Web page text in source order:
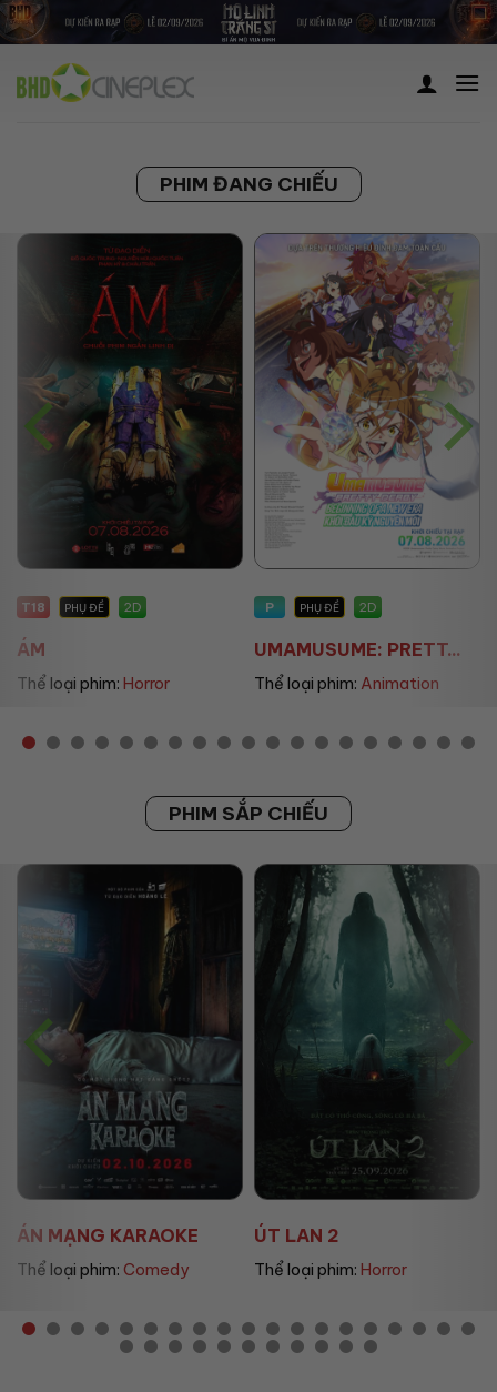
Skip
to
content
PHIM ĐANG CHIẾU
T18 PHỤ ĐỀ 2D
ÁM
Thể loại phim: Horror
P PHỤ ĐỀ 2D
UMAMUSUME: PRETT...
Thể loại phim: Animation
PHIM SẮP CHIẾU
ÁN MẠNG KARAOKE
Thể loại phim: Comedy
ÚT LAN 2
Thể loại phim: Horror